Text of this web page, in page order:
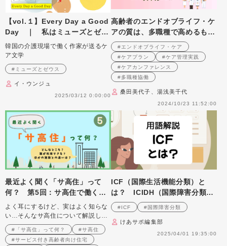
【vol.１】Every Day a Good
Day ｜ 私はミューズとゼウ
スのケアラーです
韓国の介護現場で働く作家が送るケ
ア文学
#ミューズとゼウス
イ・ウンジュ
2025/03/12 0:00:00
高齢者のエンドオブライフ・ケ
アの質は、多職種で高めるも
の。ケアを管理する者にはどん
なスキルが必要？
#エンドオブライフ・ケア
#ケアプラン
#ケア管理実践
#ケアカンファレンス
#多職種協働
桑田美代子、湯浅美千代
2024/10/23 11:52:00
最近よく聞く「サ高住」って
何？ 第5回：サ高住で働く
人々
よく耳にするけど、実はよく知らな
い…そんなサ高住について解説しま
す
#「サ高住」って何？
#サ高住
#サービス付き高齢者向け住宅
ICF（国際生活機能分類）と
は？ ICIDH（国際障害分類）
との違いについても解説
#ICF #国際障害分類
けあサポ編集部
2025/04/01 19:35:00